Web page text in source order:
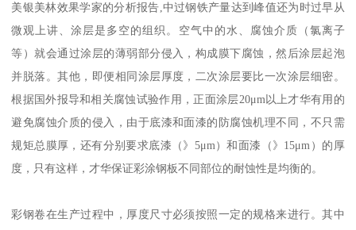
美银美林效果学家的分析报告,中过钢铁产量达到峰值还为时过早从
微观上讲、涂层是多空的组织。空气中的水、腐蚀介质（氯离子
等）就会通过涂层的薄弱部分侵入，构成膜下腐蚀，然后涂层起泡
并脱落。其他，即便相同涂层厚度，二次涂层要比一次涂层细密。
根据国外报导和相关腐蚀试验作用，正面涂层20μm以上才华有用的
避免腐蚀介质的侵入，由于底漆和面漆的防腐蚀机理不同，不只需
规矩总膜厚，还有分别要求底漆（》5μm）和面漆（》15μm）的厚
度，只有这样，才华保证彩涂钢板不同部位的耐蚀性是均衡的。
彩钢卷在生产过程中，厚度尺寸必须按照一定的规格来进行。其中